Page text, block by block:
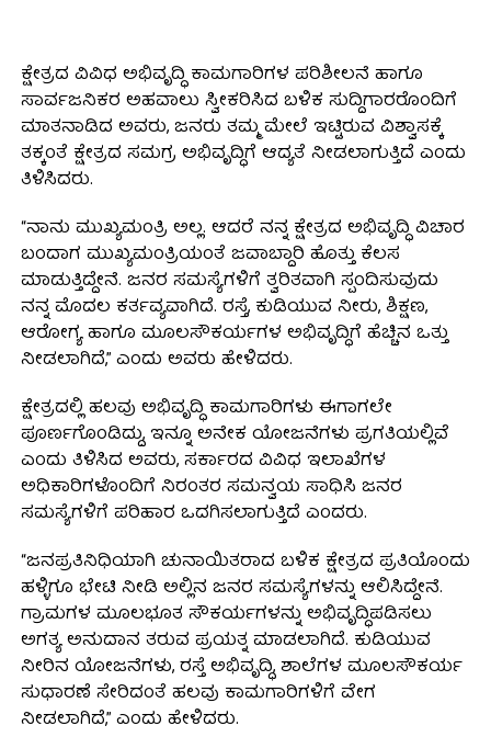
ಕ್ಷೇತ್ರದ ವಿವಿಧ ಅಭಿವೃದ್ಧಿ ಕಾಮಗಾರಿಗಳ ಪರಿಶೀಲನೆ ಹಾಗೂ
ಸಾರ್ವಜನಿಕರ ಅಹವಾಲು ಸ್ವೀಕರಿಸಿದ ಬಳಿಕ ಸುದ್ದಿಗಾರರೊಂದಿಗೆ
ಮಾತನಾಡಿದ ಅವರು, ಜನರು ತಮ್ಮ ಮೇಲೆ ಇಟ್ಟಿರುವ ವಿಶ್ವಾಸಕ್ಕೆ
ತಕ್ಕಂತೆ ಕ್ಷೇತ್ರದ ಸಮಗ್ರ ಅಭಿವೃದ್ಧಿಗೆ ಆದ್ಯತೆ ನೀಡಲಾಗುತ್ತಿದೆ ಎಂದು
ತಿಳಿಸಿದರು.
“ನಾನು ಮುಖ್ಯಮಂತ್ರಿ ಅಲ್ಲ. ಆದರೆ ನನ್ನ ಕ್ಷೇತ್ರದ ಅಭಿವೃದ್ಧಿ ವಿಚಾರ
ಬಂದಾಗ ಮುಖ್ಯಮಂತ್ರಿಯಂತೆ ಜವಾಬ್ದಾರಿ ಹೊತ್ತು ಕೆಲಸ
ಮಾಡುತ್ತಿದ್ದೇನೆ. ಜನರ ಸಮಸ್ಯೆಗಳಿಗೆ ತ್ವರಿತವಾಗಿ ಸ್ಪಂದಿಸುವುದು
ನನ್ನ ಮೊದಲ ಕರ್ತವ್ಯವಾಗಿದೆ. ರಸ್ತೆ, ಕುಡಿಯುವ ನೀರು, ಶಿಕ್ಷಣ,
ಆರೋಗ್ಯ ಹಾಗೂ ಮೂಲಸೌಕರ್ಯಗಳ ಅಭಿವೃದ್ಧಿಗೆ ಹೆಚ್ಚಿನ ಒತ್ತು
ನೀಡಲಾಗಿದೆ,” ಎಂದು ಅವರು ಹೇಳಿದರು.
ಕ್ಷೇತ್ರದಲ್ಲಿ ಹಲವು ಅಭಿವೃದ್ಧಿ ಕಾಮಗಾರಿಗಳು ಈಗಾಗಲೇ
ಪೂರ್ಣಗೊಂಡಿದ್ದು, ಇನ್ನೂ ಅನೇಕ ಯೋಜನೆಗಳು ಪ್ರಗತಿಯಲ್ಲಿವೆ
ಎಂದು ತಿಳಿಸಿದ ಅವರು, ಸರ್ಕಾರದ ವಿವಿಧ ಇಲಾಖೆಗಳ
ಅಧಿಕಾರಿಗಳೊಂದಿಗೆ ನಿರಂತರ ಸಮನ್ವಯ ಸಾಧಿಸಿ ಜನರ
ಸಮಸ್ಯೆಗಳಿಗೆ ಪರಿಹಾರ ಒದಗಿಸಲಾಗುತ್ತಿದೆ ಎಂದರು.
“ಜನಪ್ರತಿನಿಧಿಯಾಗಿ ಚುನಾಯಿತರಾದ ಬಳಿಕ ಕ್ಷೇತ್ರದ ಪ್ರತಿಯೊಂದು
ಹಳ್ಳಿಗೂ ಭೇಟಿ ನೀಡಿ ಅಲ್ಲಿನ ಜನರ ಸಮಸ್ಯೆಗಳನ್ನು ಆಲಿಸಿದ್ದೇನೆ.
ಗ್ರಾಮಗಳ ಮೂಲಭೂತ ಸೌಕರ್ಯಗಳನ್ನು ಅಭಿವೃದ್ಧಿಪಡಿಸಲು
ಅಗತ್ಯ ಅನುದಾನ ತರುವ ಪ್ರಯತ್ನ ಮಾಡಲಾಗಿದೆ. ಕುಡಿಯುವ
ನೀರಿನ ಯೋಜನೆಗಳು, ರಸ್ತೆ ಅಭಿವೃದ್ಧಿ, ಶಾಲೆಗಳ ಮೂಲಸೌಕರ್ಯ
ಸುಧಾರಣೆ ಸೇರಿದಂತೆ ಹಲವು ಕಾಮಗಾರಿಗಳಿಗೆ ವೇಗ
ನೀಡಲಾಗಿದೆ,” ಎಂದು ಹೇಳಿದರು.